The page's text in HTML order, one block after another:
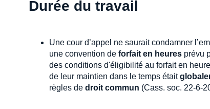
Durée du travail
Une cour d’appel ne saurait condamner
une convention de forfait en heures prévu
des conditions d'éligibilité au forfait en
de leur maintien dans le temps était
règles de droit commun (Cass. soc. 22-6-